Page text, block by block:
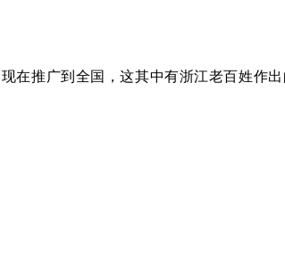
在推广到全国，这其中有浙江老百姓作